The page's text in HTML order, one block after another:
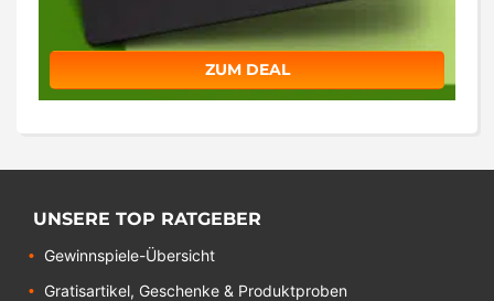
ZUM DEAL
UNSERE TOP RATGEBER
Gewinnspiele-Übersicht
Gratisartikel, Geschenke & Produktproben